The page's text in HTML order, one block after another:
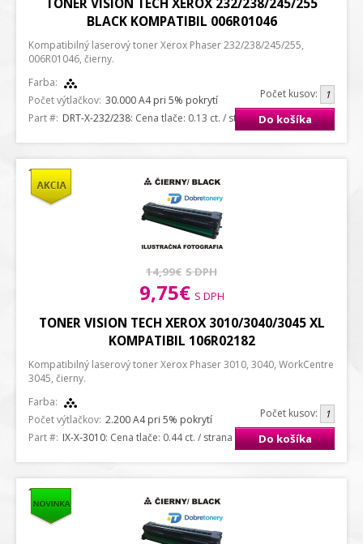
Počet kusov:
Do košíka
BLACK KOMPATIBIL 006R01046
Kompatibilný laserový toner Xerox Phaser 232/238/245/255,
006R01046, čierny.
Farba:
Počet výtlačkov: 30.000 A4 pri 5% pokrytí
Part #: DRT-X-232/238: Cena tlače: 0.13 ct. / strana A4
14,99€ S DPH
9,75€ S DPH
Počet kusov:
Do košíka
TONER VISION TECH XEROX 3010/3040/3045 XL
KOMPATIBIL 106R02182
Kompatibilný laserový toner Xerox Phaser 3010, 3040, WorkCentre
3045, čierny.
Farba:
Počet výtlačkov: 2.200 A4 pri 5% pokrytí
Part #: IX-X-3010: Cena tlače: 0.44 ct. / strana A4